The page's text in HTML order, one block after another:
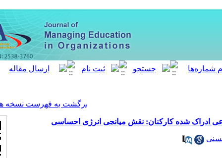
برگشت به فهرست نسخه ها
نقش میانجی انرژی احساسی